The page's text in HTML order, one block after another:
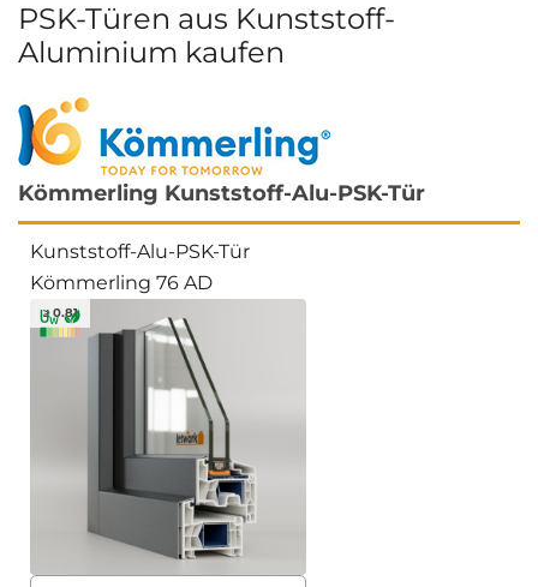
PSK-Türen aus Kunststoff-
Aluminium kaufen
Kömmerling Kunststoff-Alu-PSK-Tür
Kunststoff-Alu-PSK-Tür
Kömmerling 76 AD
≥ 0.81